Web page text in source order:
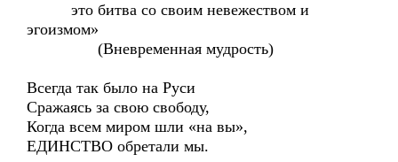
это битва со своим невежеством и
эгоизмом»
(Вневременная мудрость)
Всегда так было на Руси
Сражаясь за свою свободу,
Когда всем миром шли «на вы»,
ЕДИНСТВО обретали мы.